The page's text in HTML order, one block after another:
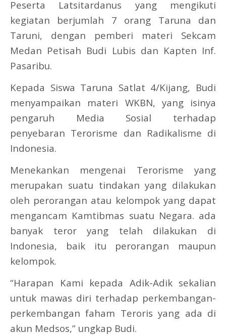
Peserta Latsitardanus yang mengikuti
kegiatan berjumlah 7 orang Taruna dan
Taruni, dengan pemberi materi Sekcam
Medan Petisah Budi Lubis dan Kapten Inf.
Pasaribu.
Kepada Siswa Taruna Satlat 4/Kijang, Budi
menyampaikan materi WKBN, yang isinya
pengaruh Media Sosial terhadap
penyebaran Terorisme dan Radikalisme di
Indonesia.
Menekankan mengenai Terorisme yang
merupakan suatu tindakan yang dilakukan
oleh perorangan atau kelompok yang dapat
mengancam Kamtibmas suatu Negara. ada
banyak teror yang telah dilakukan di
Indonesia, baik itu perorangan maupun
kelompok.
“Harapan Kami kepada Adik-Adik sekalian
untuk mawas diri terhadap perkembangan-
perkembangan faham Teroris yang ada di
akun Medsos,” ungkap Budi.